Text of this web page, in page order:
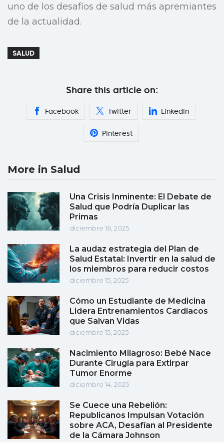
uno de los desafíos de salud más apremiantes
de la actualidad.
SALUD
Share this article on:
Facebook Twitter Linkedin
Pinterest
More in Salud
Una Crisis Inminente: El Debate de
Salud que Podría Duplicar las
Primas
diciembre 16, 2025
La audaz estrategia del Plan de
Salud Estatal: Invertir en la salud de
los miembros para reducir costos
diciembre 15, 2025
Cómo un Estudiante de Medicina
Lidera Entrenamientos Cardíacos
que Salvan Vidas
diciembre 15, 2025
Nacimiento Milagroso: Bebé Nace
Durante Cirugía para Extirpar
Tumor Enorme
diciembre 14, 2025
Se Cuece una Rebelión:
Republicanos Impulsan Votación
sobre ACA, Desafían al Presidente
de la Cámara Johnson